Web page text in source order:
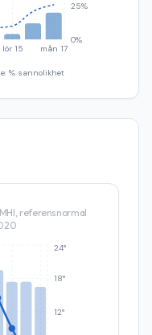
lör 15 mån 17
0%
25%
% sannolikhet
referensnormal
12°
18°
24°